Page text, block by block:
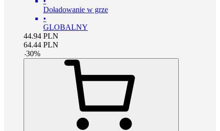
Doładowanie w grze
•
GLOBALNY
44.94 PLN
64.44 PLN
-30%